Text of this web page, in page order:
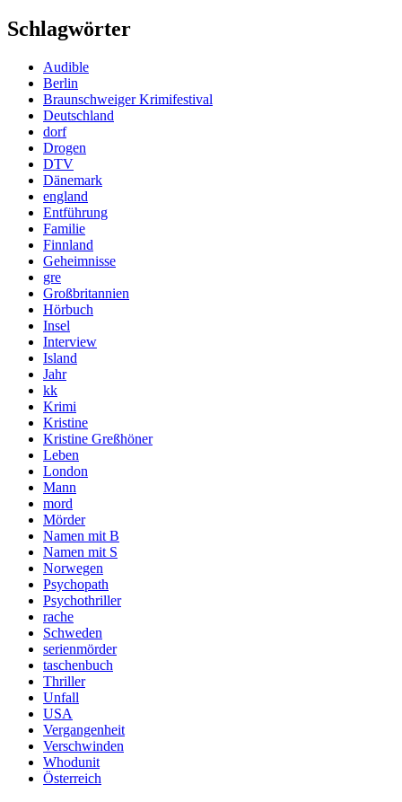
Schlagwörter
Audible
Berlin
Braunschweiger Krimifestival
Deutschland
dorf
Drogen
DTV
Dänemark
england
Entführung
Familie
Finnland
Geheimnisse
gre
Großbritannien
Hörbuch
Insel
Interview
Island
Jahr
kk
Krimi
Kristine
Kristine Greßhöner
Leben
London
Mann
mord
Mörder
Namen mit B
Namen mit S
Norwegen
Psychopath
Psychothriller
rache
Schweden
serienmörder
taschenbuch
Thriller
Unfall
USA
Vergangenheit
Verschwinden
Whodunit
Österreich